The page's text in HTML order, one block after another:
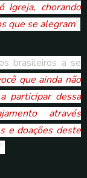
Igreja, chorando
que se alegram”.
brasileiros a se
que ainda não
participar dessa
através
e doações deste
”.